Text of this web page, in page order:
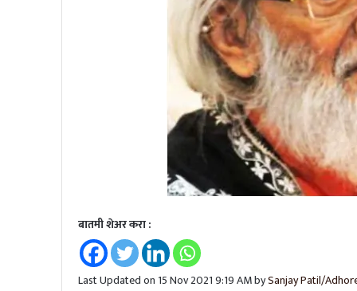
बातमी शेअर करा :
Last Updated on 15 Nov 2021 9:19 AM bySanjay Patil/